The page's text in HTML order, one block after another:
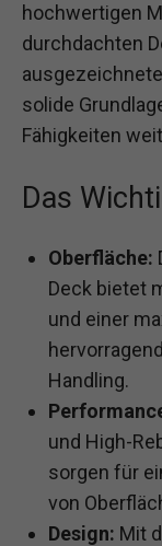
hochwertigen
durchdachten
solide
Fähigkeiten
Das
Oberfläche:
Deck bietet
und einer
Handling.
und High-
sorgen für
von
Design: Mit